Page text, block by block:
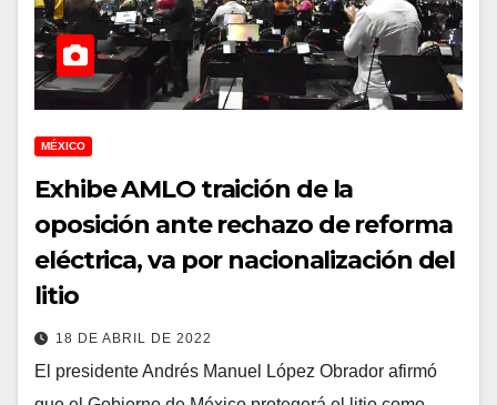
MÉXICO
Exhibe AMLO traición de la
oposición ante rechazo de reforma
eléctrica, va por nacionalización del
litio
18 DE ABRIL DE 2022
El presidente Andrés Manuel López Obrador afirmó